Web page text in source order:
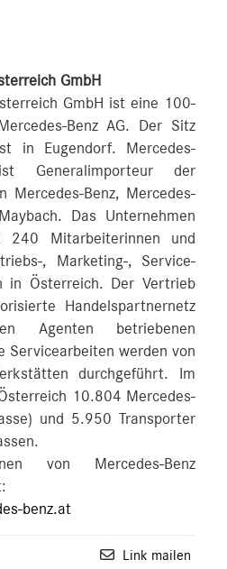
GmbH
GmbH ist eine 100-
Benz AG. Der Sitz
in Eugendorf. Mercedes-
Generalimporteur der
Mercedes-Benz, Mercedes-
Das Unternehmen
240 Mitarbeiterinnen und
, Marketing-, Service-
in Österreich. Der Vertrieb
Handelspartnernetz
betriebenen
Servicearbeiten werden von
durchgeführt. Im
10.804 Mercedes-
und 5.950 Transporter
von Mercedes-Benz
benz.at
Link mailen